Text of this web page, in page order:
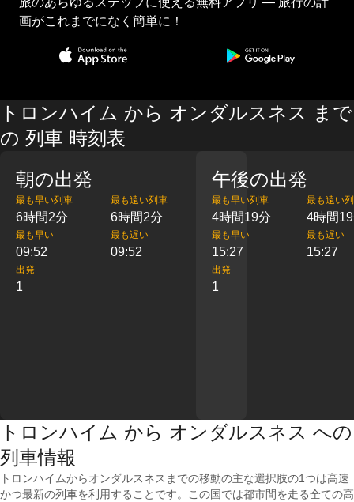
画がこれまでになく簡単に！
トロンハイム から オンダルスネス まで
の 列車 時刻表
朝の出発
最も早い列車
6時間2分
最も遠い列車
6時間2分
最も早い
09:52
最も遅い
09:52
出発
1
午後の出発
最も早い列車
4時間19分
最も遠い
4時間
最も早い
15:27
最も遅い
15:27
出発
1
トロンハイム から オンダルスネス への
列車情報
トロンハイムからオンダルスネスまでの移動の主な選択肢の1つは高速
かつ最新の列車を利用することです。この国では都市間を走る全ての高